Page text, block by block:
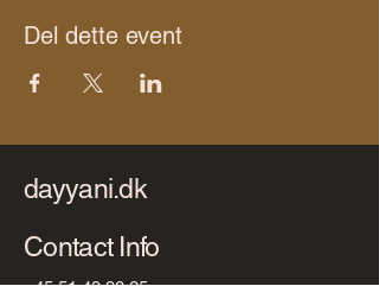
Del dette event
dayyani.dk
Contact Info
+45 51 49 38 25